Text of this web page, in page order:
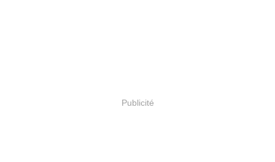
Publicité